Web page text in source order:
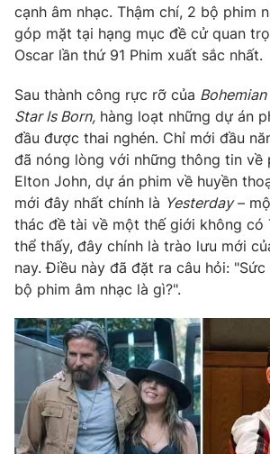
Góc doanh nghiệp
Truyền hình
Phim VTV
Hậu trường
Nhân vật
Khán giả
Giải sao mai
Điện ảnh
Âm nhạc
Sao
Đời sống
Du lịch
Làm đẹp
Chất lượng cuộc sống
Giáo dục
Tuyển sinh
Học trực tuyến
Công nghệ
Hitech Công nghệ tương lai
Sản phẩm
Thị trường
Tư vấn
Giao lưu trực tuyến
Lịch phát sóng
Chuyên mục khác
Emagazine Podcast
cạnh âm nhạc. Thậm chí, 2 bộ phim
góp mặt tại hạng mục đề cử quan
Oscar lần thứ 91 Phim xuất sắc nhất.
Sau thành công rực rỡ của
Star Is Born, hàng loạt những dự án
đầu được thai nghén. Chỉ mới đầu
đã nóng lòng với những thông tin về
Elton John, dự án phim về huyền
mới đây nhất chính là Yesterday–
thác đề tài về một thế giới không có
thể thấy, đây chính là trào lưu mới
nay. Điều này đã đặt ra câu hỏi:
bộ phim âm nhạc là gì?".